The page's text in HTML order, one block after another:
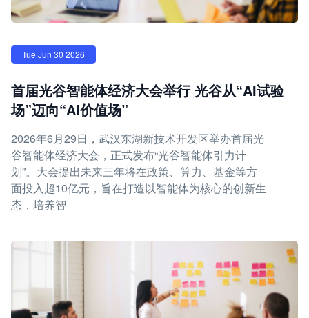
Tue Jun 30 2026
首届光谷智能体经济大会举行 光谷从“AI试验
场”迈向“AI价值场”
2026年6月29日，武汉东湖新技术开发区举办首届光
谷智能体经济大会，正式发布“光谷智能体引力计
划”。大会提出未来三年将在政策、算力、基金等方
面投入超10亿元，旨在打造以智能体为核心的创新生
态，培养智